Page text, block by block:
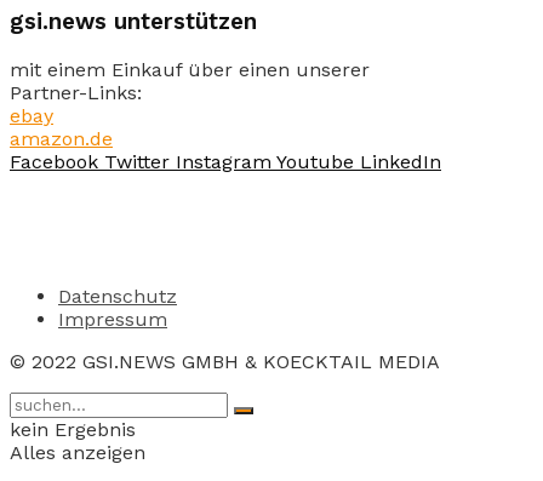
gsi.news unterstützen
mit einem Einkauf über einen unserer
Partner-Links:
ebay
amazon.de
Facebook Twitter Instagram Youtube LinkedIn
Datenschutz
Impressum
© 2022 GSI.NEWS GMBH & KOECKTAIL MEDIA
kein Ergebnis
Alles anzeigen